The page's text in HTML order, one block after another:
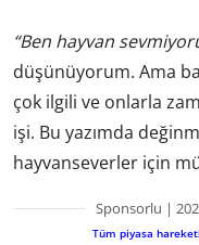
“Ben hayvan
düşünüyorum. Ama
çok ilgili ve onlarla
işi. Bu yazımda
hayvanseverler için
Sponsorlu |
Tüm piyasa